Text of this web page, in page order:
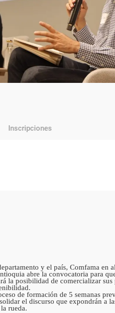
Inscripciones
y el país, Comfama en
abre la convocatoria para
la posibilidad de comercializar sus
de formación de 5 semanas
el discurso que expondrán a
rueda.